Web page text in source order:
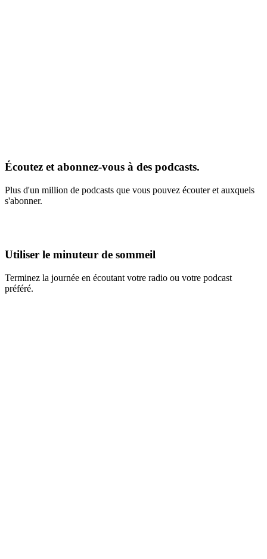
Écoutez et abonnez-vous à des podcasts.
Plus d'un million de podcasts que vous pouvez écouter et auxquels
s'abonner.
Utiliser le minuteur de sommeil
Terminez la journée en écoutant votre radio ou votre podcast
préféré.